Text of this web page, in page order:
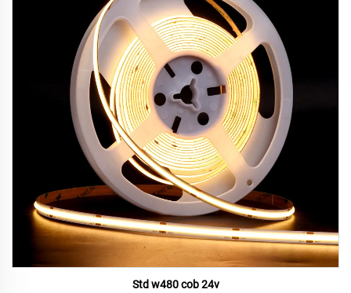
Std w480 cob 24v